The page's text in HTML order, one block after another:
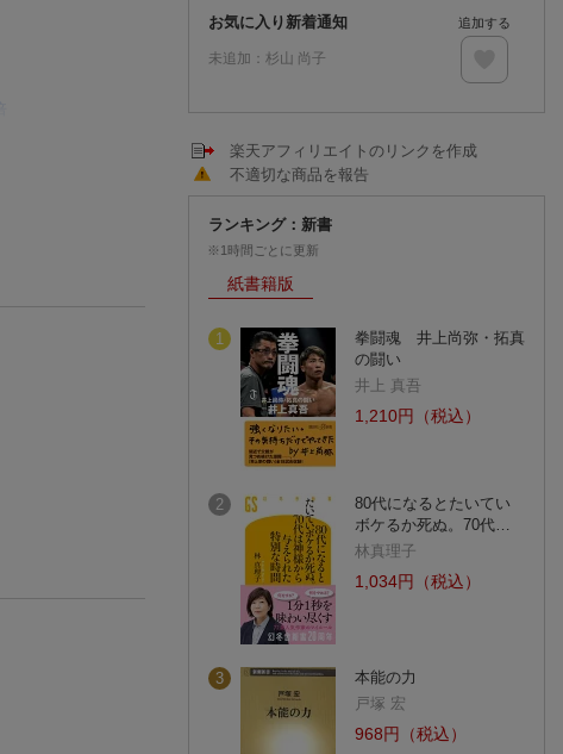
お気に入り新着通知
未追加： 杉山 尚子
追加する
楽天アフィリエイトのリンクを作成
不適切な商品を報告
ランキング：新書
※1時間ごとに更新
紙書籍版
1
拳闘魂 井上尚弥・拓真
の闘い
井上 真吾
1,210円（税込）
2
80代になるとたいてい
ボケるか死ぬ。70代…
林真理子
1,034円（税込）
3
本能の力
戸塚 宏
968円（税込）